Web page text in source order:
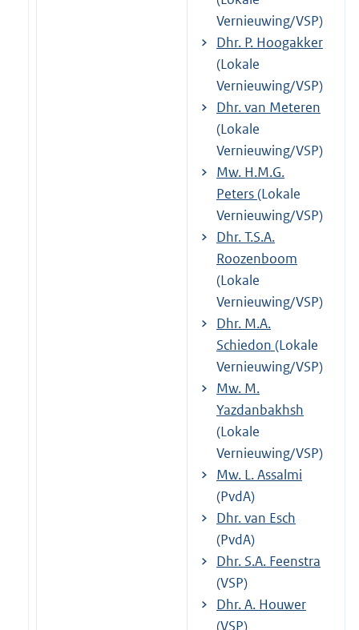
Vernieuwing/VSP)
Dhr. P. Hoogakker
(Lokale
Vernieuwing/VSP)
Dhr. van Meteren
(Lokale
Vernieuwing/VSP)
Mw. H.M.G.
Peters(Lokale
Vernieuwing/VSP)
Dhr. T.S.A.
Roozenboom
(Lokale
Vernieuwing/VSP)
Dhr. M.A.
Schiedon (Lokale
Vernieuwing/VSP)
Mw. M.
Yazdanbakhsh
(Lokale
Vernieuwing/VSP)
Mw. L. Assalmi
(PvdA)
Dhr. van Esch
(PvdA)
Dhr. S.A. Feenstra
(VSP)
Dhr. A. Houwer
(VSP)